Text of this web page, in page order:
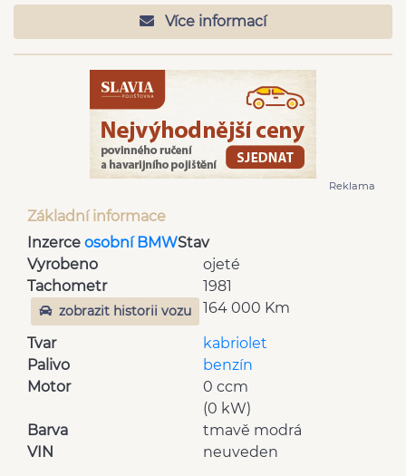
Více informací
Reklama
Základní informace
Inzerce osobní BMWStav
ojeté
Vyrobeno
1981
Tachometr
164 000 Km
zobrazit historii vozu
Tvar
kabriolet
Palivo
benzín
Motor
0 ccm
(0 kW)
Barva
tmavě modrá
VIN
neuveden